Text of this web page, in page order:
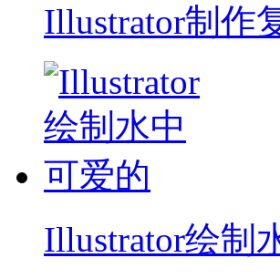
Illustrator制作
Illustrator绘制